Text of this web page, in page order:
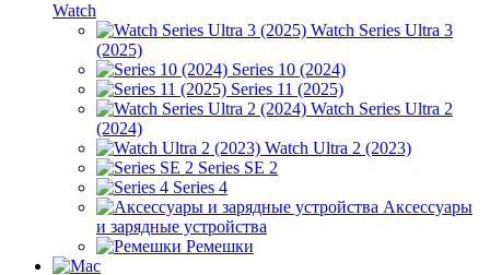
Watch
Watch Series Ultra 3
(2025)
Series 10 (2024)
Series 11 (2025)
Watch Series Ultra 2
(2024)
Watch Ultra 2 (2023)
Series SE 2
Series 4
Аксессуары
и зарядные устройства
Ремешки